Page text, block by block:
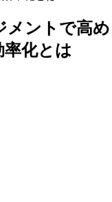
メントで高め
化とは